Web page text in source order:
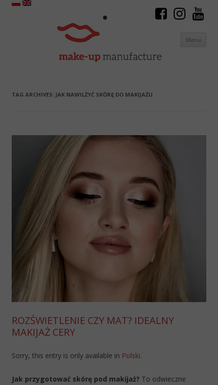
Menu
TAG ARCHIVES: JAK NAWILŻYĆ SKÓRĘ DO MAKIJAŻU
ROZŚWIETLENIE CZY MAT? IDEALNY
MAKIJAŻ CERY
Sorry, this entry is only available in Polski.
Jak przygotować skórę pod makijaż? To odwieczne